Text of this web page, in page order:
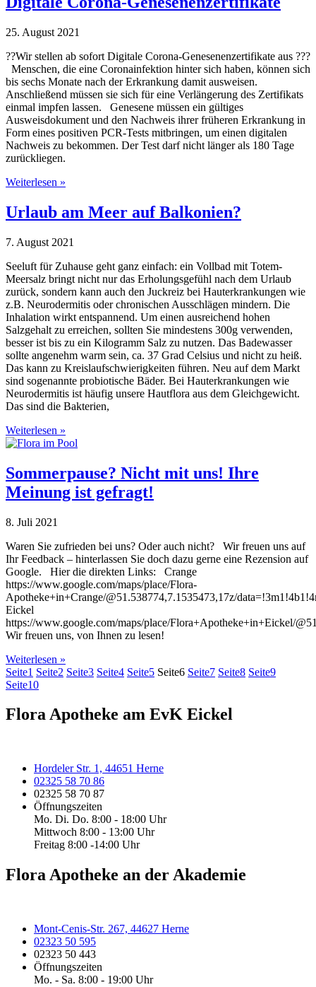
25. August 2021
??Wir stellen ab sofort Digitale Corona-Genesenenzertifikate aus ???
Menschen, die eine Coronainfektion hinter sich haben, können sich
bis sechs Monate nach der Erkrankung damit ausweisen.
Anschließend müssen sie sich für eine Verlängerung des Zertifikats
einmal impfen lassen. Genesene müssen ein gültiges
Ausweisdokument und den Nachweis ihrer früheren Erkrankung in
Form eines positiven PCR-Tests mitbringen, um einen digitalen
Nachweis zu bekommen. Der Test darf nicht länger als 180 Tage
zurückliegen.
Weiterlesen »
Urlaub am Meer auf Balkonien?
7. August 2021
Seeluft für Zuhause geht ganz einfach: ein Vollbad mit Totem-
Meersalz bringt nicht nur das Erholungsgefühl nach dem Urlaub
zurück, sondern kann auch den Juckreiz bei Hauterkrankungen wie
z.B. Neurodermitis oder chronischen Ausschlägen mindern. Die
Inhalation wirkt entspannend. Um einen ausreichend hohen
Salzgehalt zu erreichen, sollten Sie mindestens 300g verwenden,
besser ist bis zu ein Kilogramm Salz zu nutzen. Das Badewasser
sollte angenehm warm sein, ca. 37 Grad Celsius und nicht zu heiß.
Das kann zu Kreislaufschwierigkeiten führen. Neu auf dem Markt
sind sogenannte probiotische Bäder. Bei Hauterkrankungen wie
Neurodermitis ist häufig unsere Hautflora aus dem Gleichgewicht.
Das sind die Bakterien,
Weiterlesen »
Sommerpause? Nicht mit uns! Ihre
Meinung ist gefragt!
8. Juli 2021
Waren Sie zufrieden bei uns? Oder auch nicht? Wir freuen uns auf
Ihr Feedback – hinterlassen Sie doch dazu gerne eine Rezension auf
Google. Hier die direkten Links: Crange
https://www.google.com/maps/place/Flora-
Apotheke+in+Crange/@51.538774,7.1535473,17z/
Eickel
https://www.google.com/maps/place/Flora+Apotheke+in+Eickel/
Wir freuen uns, von Ihnen zu lesen!
Weiterlesen »
Seite1 Seite2 Seite3 Seite4 Seite5 Seite6 Seite7 Seite8 Seite9
Seite10
Flora Apotheke am EvK Eickel
Hordeler Str. 1, 44651 Herne
02325 58 70 86
02325 58 70 87
Öffnungszeiten
Mo. Di. Do. 8:00 - 18:00 Uhr
Mittwoch 8:00 - 13:00 Uhr
Freitag 8:00 -14:00 Uhr
Flora Apotheke an der Akademie
Mont-Cenis-Str. 267, 44627 Herne
02323 50 595
02323 50 443
Öffnungszeiten
Mo. - Sa. 8:00 - 19:00 Uhr